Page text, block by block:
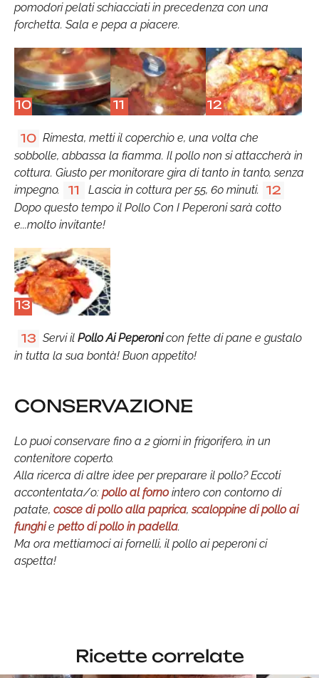
pomodori pelati schiacciati in precedenza con una
forchetta. Sala e pepa a piacere.
10 11 12
10 Rimesta, metti il coperchio e, una volta che
sobbolle, abbassa la fiamma. Il pollo non si attaccherà in
cottura. Giusto per monitorare gira di tanto in tanto, senza
impegno.
11 Lascia in cottura per 55, 60 minuti. 12
Dopo questo tempo il Pollo Con I Peperoni sarà cotto
e...molto invitante!
13
13 Servi il Pollo Ai Peperonicon fette di pane e gustalo
in tutta la sua bontà! Buon appetito!
CONSERVAZIONE
Lo puoi conservare fino a 2 giorni in frigorifero, in un
contenitore coperto.
Alla ricerca di altre idee per preparare il pollo? Eccoti
accontentata/o: pollo al fornointero con contorno di
patate, cosce di pollo alla paprica,scaloppine di pollo ai
funghie petto di pollo in padella.
Ma ora mettiamoci ai fornelli, il pollo ai peperoni ci
aspetta!
Ricette correlate